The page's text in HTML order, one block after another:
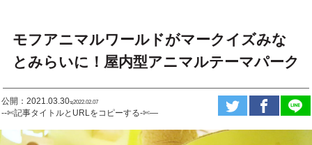
モフアニマルワールドがマークイズみな
とみらいに！屋内型アニマルテーマパーク
公開：2021.03.30ಇ2022.02.07
--✄記事タイトルとURLをコピーする-✄—